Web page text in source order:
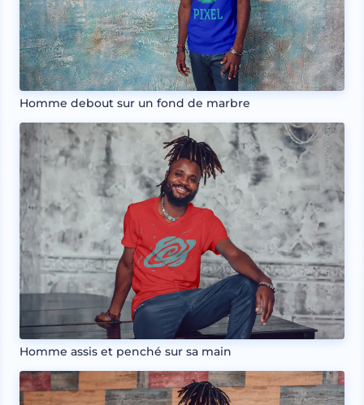
Homme debout sur un fond de marbre
Homme assis et penché sur sa main